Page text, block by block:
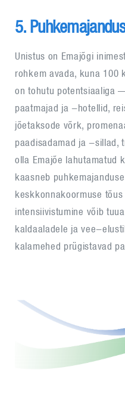
5. Puhkemajandus
Unistus on Emajõgi
rohkem avada, kuna 100
on tohutu potentsiaaliga
paatmajad ja -hotellid,
jõetaksode võrk,
paadisadamad ja -sillad,
olla Emajõe lahutamatud
kaasneb
keskkonnakoormuse
intensiivistumine võib
kaldaaladele ja vee-
kalamehed prügistavad